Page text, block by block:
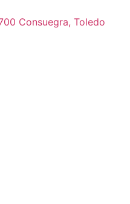
Consuegra, Toledo